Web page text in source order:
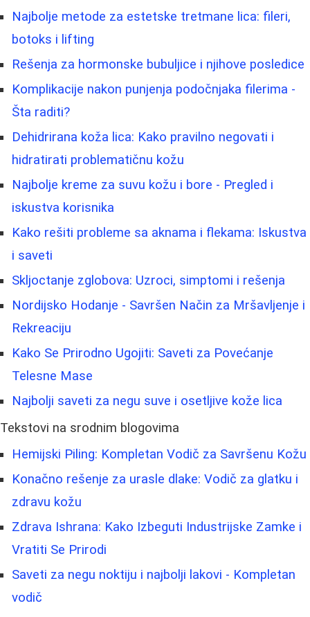
Najbolje metode za estetske tretmane lica: fileri,
botoks i lifting
Rešenja za hormonske bubuljice i njihove posledice
Komplikacije nakon punjenja podočnjaka filerima -
Šta raditi?
Dehidrirana koža lica: Kako pravilno negovati i
hidratirati problematičnu kožu
Najbolje kreme za suvu kožu i bore - Pregled i
iskustva korisnika
Kako rešiti probleme sa aknama i flekama: Iskustva
i saveti
Skljoctanje zglobova: Uzroci, simptomi i rešenja
Nordijsko Hodanje - Savršen Način za Mršavljenje i
Rekreaciju
Kako Se Prirodno Ugojiti: Saveti za Povećanje
Telesne Mase
Najbolji saveti za negu suve i osetljive kože lica
Tekstovi na srodnim blogovima
Hemijski Piling: Kompletan Vodič za Savršenu Kožu
Konačno rešenje za urasle dlake: Vodič za glatku i
zdravu kožu
Zdrava Ishrana: Kako Izbeguti Industrijske Zamke i
Vratiti Se Prirodi
Saveti za negu noktiju i najbolji lakovi - Kompletan
vodič